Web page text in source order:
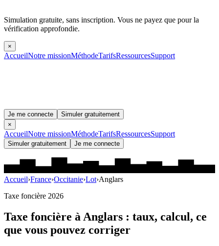
Simulation gratuite, sans inscription. Vous ne payez que pour la
vérification approfondie.
×
AccueilNotre missionMéthodeTarifsRessourcesSupport
Je me connecte
Simuler gratuitement
×
AccueilNotre missionMéthodeTarifsRessourcesSupport
Simuler gratuitement Je me connecte
Accueil›France›Occitanie›Lot›Anglars
Taxe foncière 2026
Taxe foncière àAnglars : taux, calcul, ce
que vous pouvez corriger